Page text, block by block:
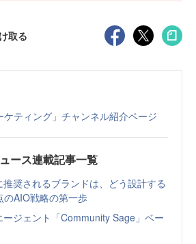
取る
ケティング」チャンネル紹介ページ
ース連載記事一覧
推奨されるブランドは、どう設計する
のAIO戦略の第一歩
ージェント「Community Sage」ベー